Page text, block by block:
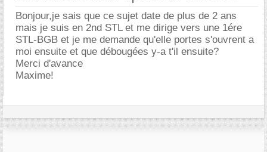
Bonjour,je sais que ce sujet date de plus de 2 ans
mais je suis en 2nd STL et me dirige vers une 1ére
STL-BGB et je me demande qu'elle portes s'ouvrent a
moi ensuite et que débougées y-a t'il ensuite?
Merci d'avance
Maxime!